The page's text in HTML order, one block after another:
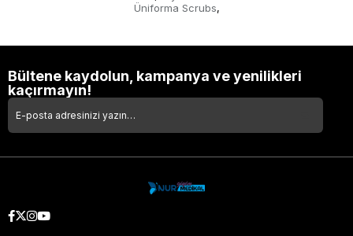
Üniforma Scrubs,
Bültene kaydolun, kampanya ve yenilikleri
kaçırmayın!